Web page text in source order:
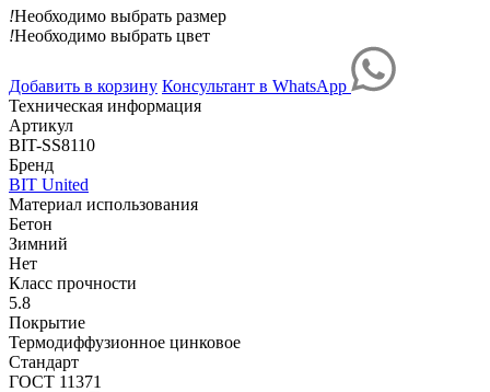
!Необходимо выбрать размер
!Необходимо выбрать цвет
Добавить в корзину Консультант в WhatsApp
Техническая информация
Артикул
BIT-SS8110
Бренд
BIT United
Материал использования
Бетон
Зимний
Нет
Класс прочности
5.8
Покрытие
Термодиффузионное цинковое
Стандарт
ГОСТ 11371